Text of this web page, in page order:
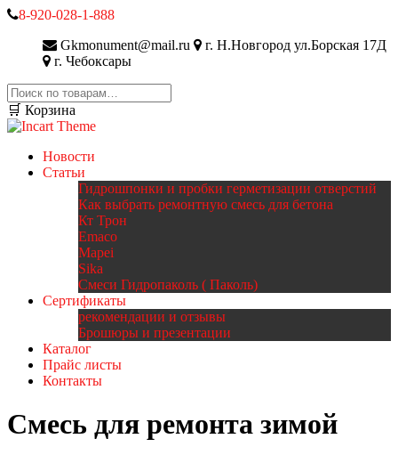
8-920-028-1-888
Gkmonument@mail.ru
г. Н.Новгород ул.Борская 17Д
г. Чебоксары
Искать:
🛒 Корзина
Новости
Статьи
Гидрошпонки и пробки герметизации отверстий
Как выбрать ремонтную смесь для бетона
Кт Трон
Emaco
Mapei
Sika
Смеси Гидропаколь ( Паколь)
Сертификаты
рекомендации и отзывы
Брошюры и презентации
Каталог
Прайс листы
Контакты
Смесь для ремонта зимой